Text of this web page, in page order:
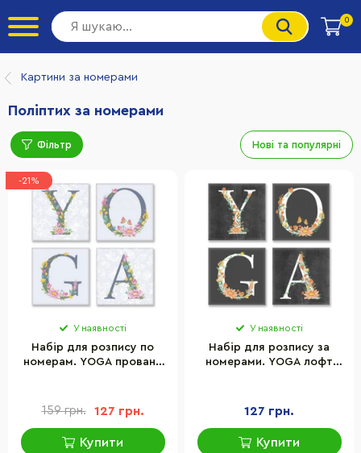
0
Картини за номерами
Поліптих за номерами
Фільтр Нові та популярні
-21%
У наявності
Набір для розпису по
номерам. YOGA прованс
159 грн. 127 грн.
Купити
У наявності
Набір для розпису за
номерами. YOGA лофт
127 грн.
Купити